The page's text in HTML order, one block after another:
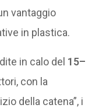
vantaggio
in plastica.
in calo del 15–
con la
della catena”, i